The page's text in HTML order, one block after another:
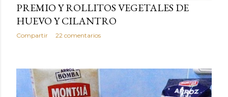
PREMIO Y ROLLITOS VEGETALES DE
HUEVO Y CILANTRO
Compartir 22 comentarios